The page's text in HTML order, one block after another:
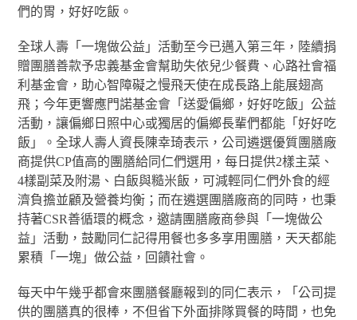
們的胃，好好吃飯。
全球人壽「一塊做公益」活動至今已邁入第三年，陸續捐
贈團膳善款予忠義基金會幫助失依兒少餐費、心路社會福
利基金會，助心智障礙之慢飛天使在成長路上能展翅高
飛；今年更響應門諾基金會「送愛偏鄉，好好吃飯」公益
活動，讓偏鄉日照中心或獨居的偏鄉長輩們都能「好好吃
飯」。全球人壽人資長陳幸琦表示，公司遴選優質團膳廠
商提供CP值高的團膳給同仁們選用，每日提供2樣主菜、
4樣副菜及附湯、白飯與糙米飯，可減輕同仁們外食的經
濟負擔並顧及營養均衡；而在遴選團膳廠商的同時，也秉
持著CSR善循環的概念，邀請團膳廠商參與「一塊做公
益」活動，鼓勵同仁記得用餐也多多享用團膳，天天都能
累積「一塊」做公益，回饋社會。
每天中午幾乎都會來團膳餐廳報到的同仁表示，「公司提
供的團膳真的很棒，不但省下外面排隊買餐的時間，也免